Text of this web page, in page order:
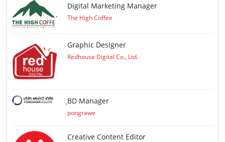
Digital Marketing Manager
The High Coffee
Graphic Designer
Redhouse Digital Co., Ltd.
ฺBD Manager
pongrawe
Creative Content Editor